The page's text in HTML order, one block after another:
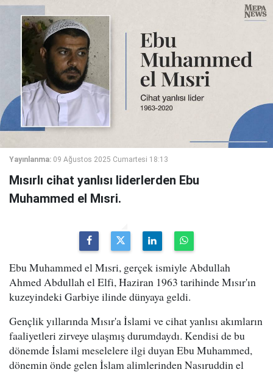
Yayınlanma: 09 Ağustos 2025 Cumartesi 18:13
Mısırlı cihat yanlısı liderlerden Ebu
Muhammed el Mısri.
Ebu Muhammed el Mısri, gerçek ismiyle Abdullah
Ahmed Abdullah el Elfi, Haziran 1963 tarihinde Mısır'ın
kuzeyindeki Garbiye ilinde dünyaya geldi.
Gençlik yıllarında Mısır'a İslami ve cihat yanlısı akımların
faaliyetleri zirveye ulaşmış durumdaydı. Kendisi de bu
dönemde İslami meselelere ilgi duyan Ebu Muhammed,
dönemin önde gelen İslam alimlerinden Nasıruddin el